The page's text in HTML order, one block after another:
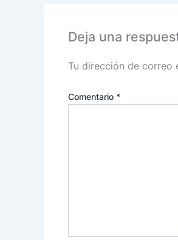
Deja una
Tu dirección de correo
Comentario *